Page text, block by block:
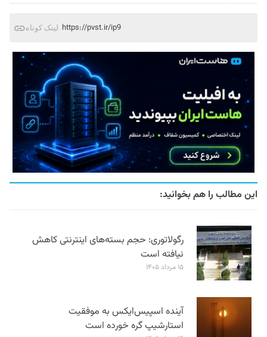
لینک کوتاه https://pvst.ir/ip9
این مطالب را هم بخوانید:
رگولاتوری: حجم بسته‌های اینترنتی کاهش
نیافته است
۱۵ مرداد ۱۴۰۵
آینده اسپیس‌ایکس به موفقیت
استارشیپ گره خورده است